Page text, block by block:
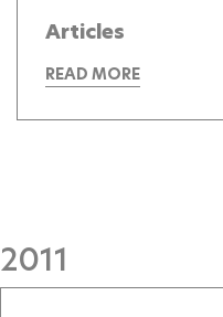
Articles
READ MORE
2011